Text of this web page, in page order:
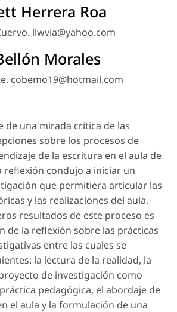
Herrera Roa
llwvia@yahoo.com
Morales
cobemo19@hotmail.com
de una mirada crítica de las
sobre los procesos de
de la escritura en el aula de
reflexión condujo a iniciar un
que permitiera articular las
y las realizaciones del aula.
resultados de este proceso es
de la reflexión sobre las prácticas
entre las cuales se
la lectura de la realidad, la
de investigación como
pedagógica, el abordaje de
el aula y la formulación de una